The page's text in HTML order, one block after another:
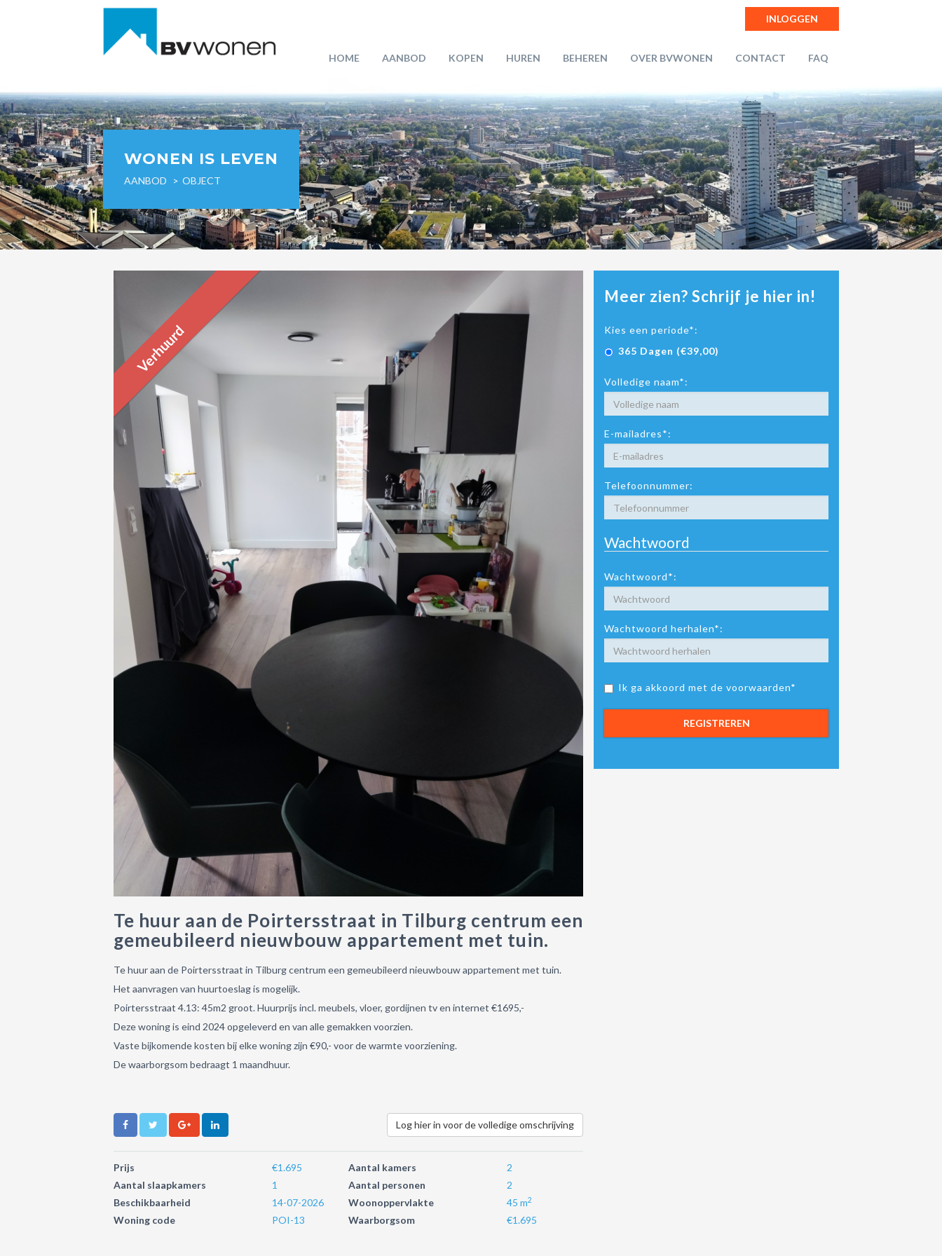
INLOGGEN
HOME AANBOD KOPEN HUREN BEHEREN OVER BVWONEN CONTACT FAQ
WONEN IS LEVEN
AANBOD OBJECT
Verhuurd
Meer zien? Schrijf je hier in!
Kies een periode*:
365 Dagen (€39,00)
Volledige naam*:
E-mailadres*:
Telefoonnummer:
Wachtwoord
Wachtwoord*:
Wachtwoord herhalen*:
Ik ga akkoord met de voorwaarden*
REGISTREREN
Te huur aan de Poirtersstraat in Tilburg centrum een
gemeubileerd nieuwbouw appartement met tuin.
Te huur aan de Poirtersstraat in Tilburg centrum een gemeubileerd nieuwbouw appartement met tuin.
Het aanvragen van huurtoeslag is mogelijk.
Poirtersstraat 4.13: 45m2 groot. Huurprijs incl. meubels, vloer, gordijnen tv en internet €1695,-
Deze woning is eind 2024 opgeleverd en van alle gemakken voorzien.
Vaste bijkomende kosten bij elke woning zijn €90,- voor de warmte voorziening.
De waarborgsom bedraagt 1 maandhuur.
Log hier in voor de volledige omschrijving
Prijs €1.695 Aantal kamers
2
Aantal slaapkamers
1 Aantal personen
2
Beschikbaarheid
14-07-2026 Woonoppervlakte 45 m2
Woning code POI-13 Waarborgsom €1.695